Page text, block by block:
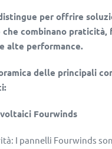
per offrire
combinano praticità,
alte performance.
delle principali
Fourwinds
I pannelli Fourwinds